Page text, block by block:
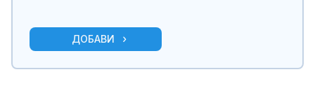
ДОБАВИ